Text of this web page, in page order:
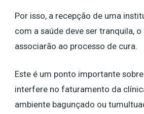
Por isso, a recepção de uma
com a saúde deve ser tranquila,
associarão ao processo de cura.
Este é um ponto importante
interfere no faturamento da
ambiente bagunçado ou